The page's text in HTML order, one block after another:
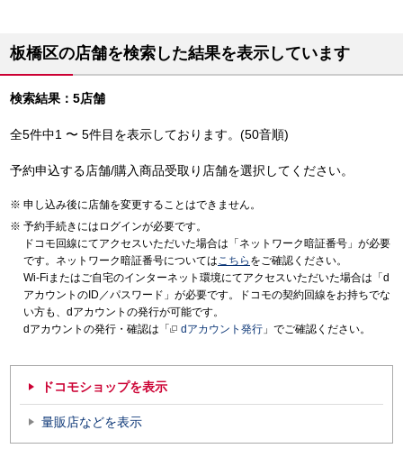
板橋区の店舗を検索した結果を表示しています
検索結果：5店舗
全5件中1 〜 5件目を表示しております。(50音順)
予約申込する店舗/購入商品受取り店舗を選択してください。
申し込み後に店舗を変更することはできません。
予約手続きにはログインが必要です。
ドコモ回線にてアクセスいただいた場合は「ネットワーク暗証番号」が必要
です。ネットワーク暗証番号についてはこちら をご確認ください。
Wi-Fiまたはご自宅のインターネット環境にてアクセスいただいた場合は「d
アカウントのID／パスワード」が必要です。ドコモの契約回線をお持ちでな
い方も、dアカウントの発行が可能です。
dアカウントの発行・確認は「
dアカウント発行 」でご確認ください。
ドコモショップを表示
量販店などを表示